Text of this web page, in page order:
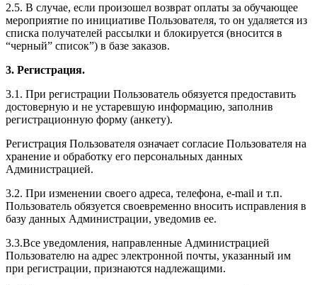
2.5. В случае, если произошел возврат оплаты за обучающее
мероприятие по инициативе Пользователя, то он удаляется из
списка получателей рассылки и блокируется (вносится в
“черный” список”) в базе заказов.
3. Регистрация.
3.1. При регистрации Пользователь обязуется предоставить
достоверную и не устаревшую информацию, заполнив
регистрационную форму (анкету).
Регистрация Пользователя означает согласие Пользователя на
хранение и обработку его персональных данных
Администрацией.
3.2. При изменении своего адреса, телефона, e-mail и т.п.
Пользователь обязуется своевременно вносить исправления в
базу данных Администрации, уведомив ее.
3.3.Все уведомления, направленные Администрацией
Пользователю на адрес электронной почты, указанный им
при регистрации, признаются надлежащими.